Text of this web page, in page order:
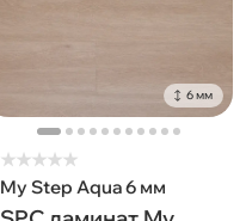
6 мм
★★★★★
My Step Aqua 6 мм